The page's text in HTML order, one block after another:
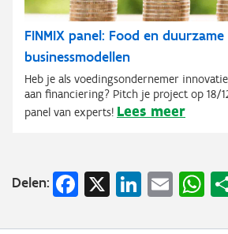
FINMIX panel: Food en duurzame
businessmodellen
Heb je als voedingsondernemer
aan financiering? Pitch je project op 18/
panel van experts! Lees meer
Delen: Facebook
X